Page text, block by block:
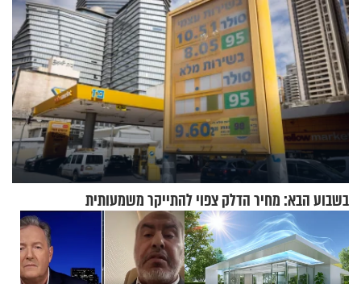
בשבוע הבא: מחיר הדלק צפוי להתייקר משמעותית